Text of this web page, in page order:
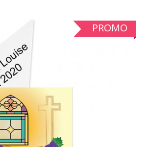
PROMO